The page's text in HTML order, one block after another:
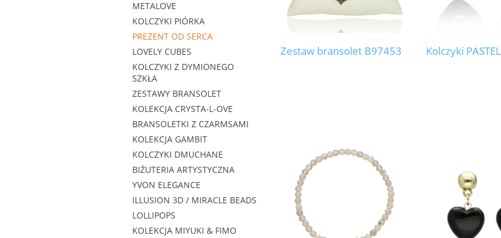
METALOVE
KOLCZYKI PIÓRKA
PREZENT OD SERCA
LOVELY CUBES
KOLCZYKI Z DYMIONEGO
SZKŁA
ZESTAWY BRANSOLET
KOLEKCJA CRYSTA-L-OVE
BRANSOLETKI Z CZARMSAMI
KOLEKCJA GAMBIT
KOLCZYKI DMUCHANE
BIŻUTERIA ARTYSTYCZNA
YVON ELEGANCE
ILLUSION 3D / MIRACLE BEADS
LOLLIPOPS
KOLEKCJA MIYUKI & FIMO
Zestaw bransolet B97453 Kolczyki